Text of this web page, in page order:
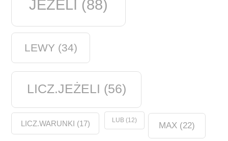
JEŻELI (88)
LEWY (34)
LICZ.JEŻELI (56)
LICZ.WARUNKI (17) LUB(12)
MAX(22)